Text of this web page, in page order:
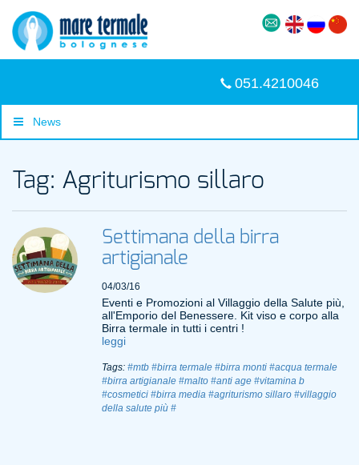
051.4210046
News
Tag: Agriturismo sillaro
Settimana della birra
artigianale
04/03/16
Eventi e Promozioni al Villaggio della Salute più,
all'Emporio del Benessere. Kit viso e corpo alla
Birra termale in tutti i centri !
leggi
Tags: #mtb #birra termale #birra monti #acqua termale
#birra artigianale #malto #anti age #vitamina b
#cosmetici #birra media #agriturismo sillaro #villaggio
della salute più #